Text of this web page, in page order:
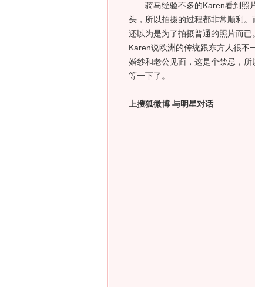
骑马经验不多的Karen看到照片
头，所以拍摄的过程都非常顺利
还以为是为了拍摄普通的照片而
Karen说欧洲的传统跟东方人很不
婚纱和老公见面，这是个禁忌，
等一下了。
上搜狐微博 与明星对话